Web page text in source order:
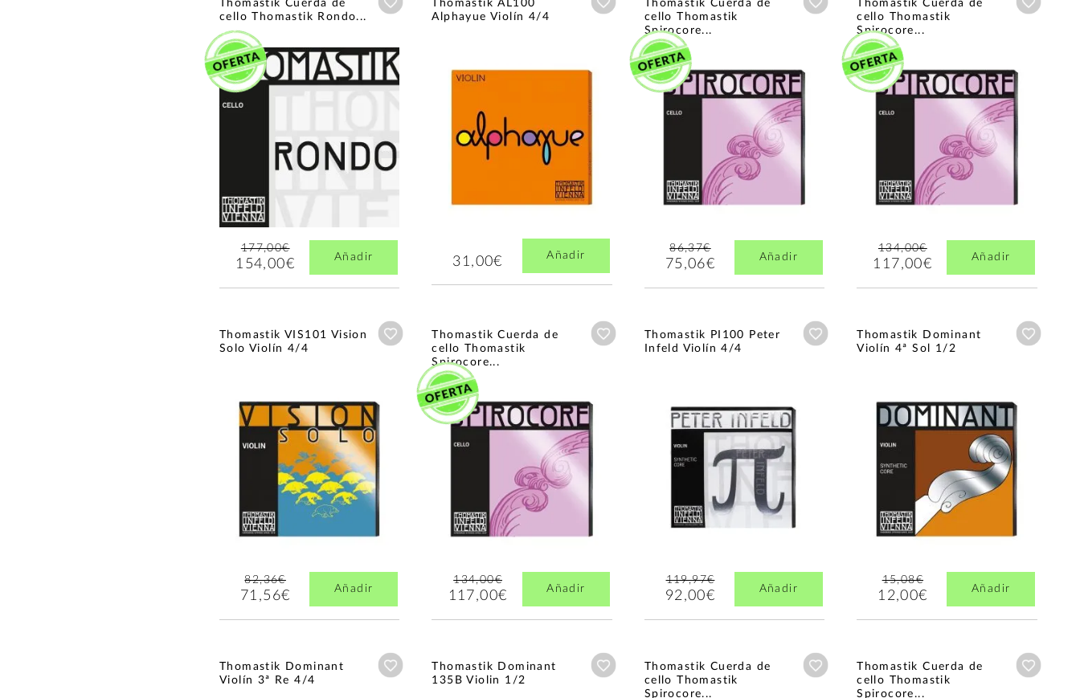
Thomastik Cuerda de
cello Thomastik Rondo...
177,00€
154,00€ Añadir
Thomastik AL100
Alphayue Violín 4/4
31,00€ Añadir
Thomastik Cuerda de
cello Thomastik
Spirocore...
86,37€
75,06€ Añadir
Thomastik Cuerda de
cello Thomastik
Spirocore...
134,00€
117,00€ Añadir
Thomastik VIS101 Vision
Solo Violín 4/4
Añadir a wishlist
82,36€
71,56€ Añadir
Thomastik Cuerda de
cello Thomastik
Spirocore...
Añadir a wishlist
134,00€
117,00€ Añadir
Thomastik PI100 Peter
Infeld Violín 4/4
Añadir a wishlist
119,97€
92,00€ Añadir
Thomastik Dominant
Violín 4ª Sol 1/2
15,08€
12,00€ Añadir
Thomastik Dominant
Violín 3ª Re 4/4
Añadir a wishlist
Thomastik Dominant
135B Violin 1/2
Añadir a wishlist
Thomastik Cuerda de
cello Thomastik
Spirocore...
Añadir a wishlist
Thomastik Cuerda de
cello Thomastik
Spirocore...